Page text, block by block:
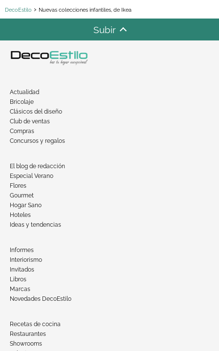
DecoEstilo Nuevas colecciones infantiles, de Ikea
Subir
Actualidad
Bricolaje
Clásicos del diseño
Club de ventas
Compras
Concursos y regalos
El blog de redacción
Especial Verano
Flores
Gourmet
Hogar Sano
Hoteles
Ideas y tendencias
Informes
Interiorismo
Invitados
Libros
Marcas
Novedades DecoEstilo
Recetas de cocina
Restaurantes
Showrooms